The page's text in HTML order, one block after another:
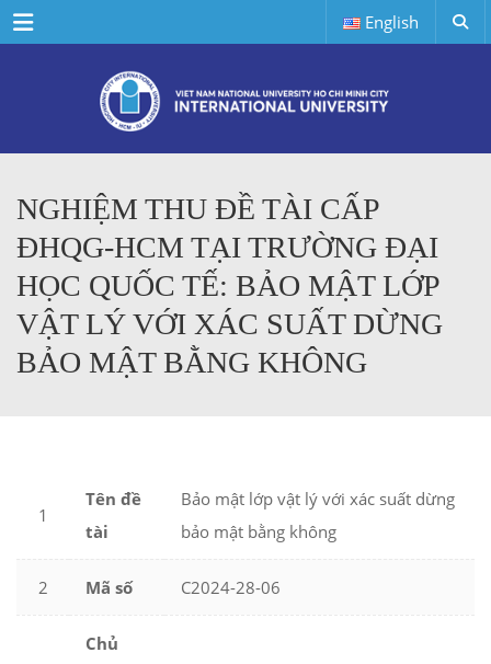
Menu English
NGHIỆM THU ĐỀ TÀI CẤP
ĐHQG-HCM TẠI TRƯỜNG ĐẠI
HỌC QUỐC TẾ: BẢO MẬT LỚP
VẬT LÝ VỚI XÁC SUẤT DỪNG
BẢO MẬT BẰNG KHÔNG
1
Tên đề
tài
Bảo mật lớp vật lý với xác suất dừng
bảo mật bằng không
2 Mã số C2024-28-06
Chủ